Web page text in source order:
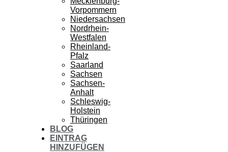
Vorpommern
Niedersachsen
Nordrhein-
Westfalen
Rheinland-
Pfalz
Saarland
Sachsen
Sachsen-
Anhalt
Schleswig-
Holstein
Thüringen
BLOG
EINTRAG
HINZUFÜGEN